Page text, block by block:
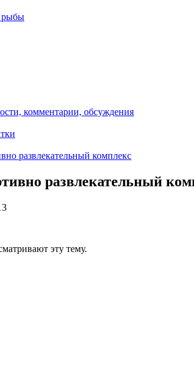
рыбы
комментарии, обсуждения
развлекательный комплекс
развлекательный
эту тему.